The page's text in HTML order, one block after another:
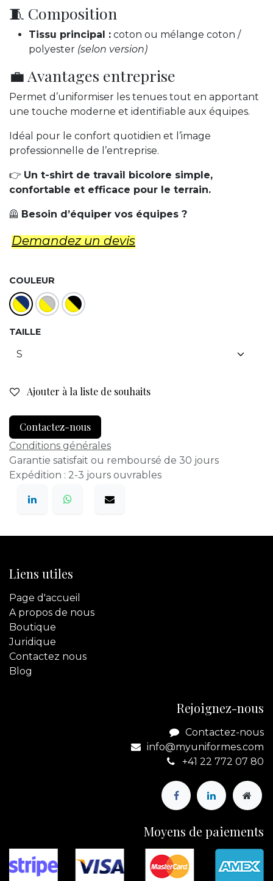
🧵 Composition
Tissu principal : coton ou mélange coton /
polyester (selon version)
💼 Avantages entreprise
Permet d’uniformiser les tenues tout en apportant
une touche moderne et identifiable aux équipes.
Idéal pour le confort quotidien et l’image
professionnelle de l’entreprise.
👉 Un t-shirt de travail bicolore simple,
confortable et efficace pour le terrain.
🦺 Besoin d’équiper vos équipes ?
Demandez un d​evis
COULEUR
TAILLE
Ajouter à la liste de souhaits
Contactez-nous
Conditions générales
Garantie satisfait ou remboursé de 30 jours
Expédition : 2-3 jours ouvrables
Liens utiles
Page d'accueil
A propos de nous
Boutique
Juridique
Contactez nous
Blog
Rejoignez-nous
Contactez-nous
info@myuniformes.com
+41 22 772 07 80
Moyens de paiements